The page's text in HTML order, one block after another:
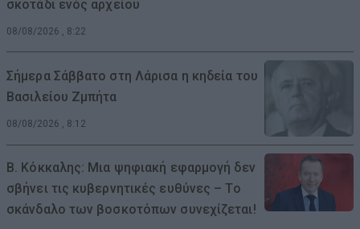
σκοτάδι ενός αρχείου
08/08/2026 , 8:22
Σήμερα Σάββατο στη Λάρισα η κηδεία του
Βασιλείου Ζμπήτα
08/08/2026 , 8:12
Β. Κόκκαλης: Μια ψηφιακή εφαρμογή δεν
σβήνει τις κυβερνητικές ευθύνες – Το
σκάνδαλο των βοσκοτόπων συνεχίζεται!